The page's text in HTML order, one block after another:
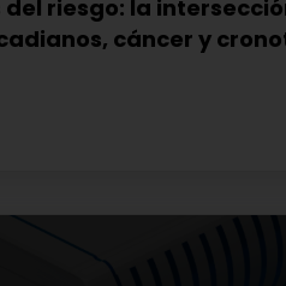
del riesgo: la
cáncer y